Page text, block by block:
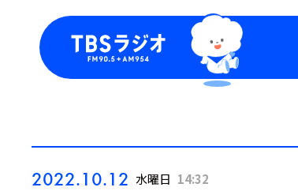
2022.10.12 水曜日 14:32